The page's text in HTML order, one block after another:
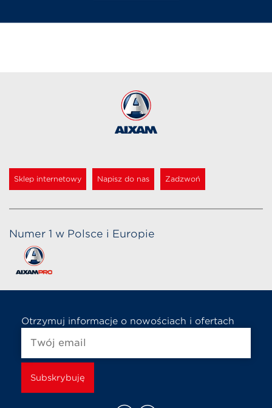
Sklep internetowy Napisz do nas Zadzwoń
Numer 1 w Polsce i Europie
Otrzymuj informacje o nowościach i ofertach